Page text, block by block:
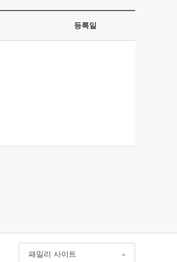
등록일
패밀리 사이트